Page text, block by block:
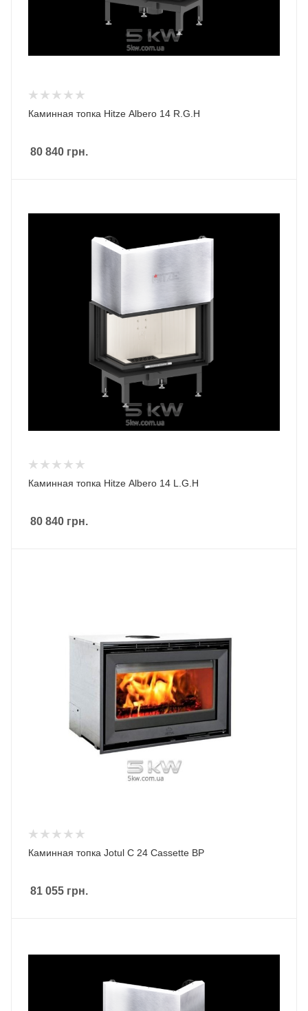
Каминная топка Hitze Albero 14 R.G.H
80 840 грн.
Каминная топка Hitze Albero 14 L.G.H
80 840 грн.
Каминная топка Jotul С 24 Cassette BP
81 055 грн.